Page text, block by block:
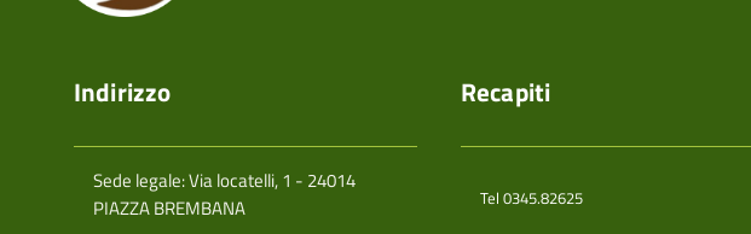
Indirizzo
Sede legale: Via locatelli, 1 - 24014
PIAZZA BREMBANA
Recapiti
Tel 0345.82625